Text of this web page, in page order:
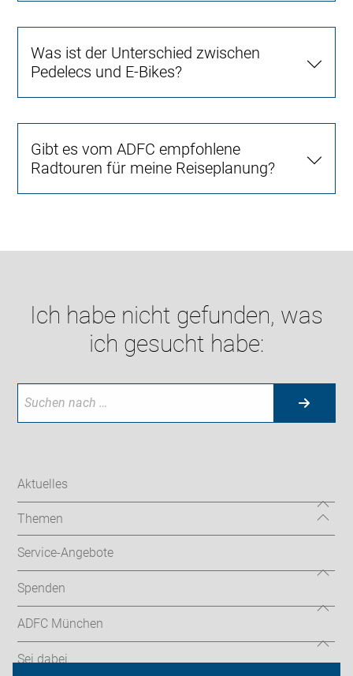
Was ist der Unterschied zwischen
Pedelecs und E-Bikes?
Gibt es vom ADFC empfohlene
Radtouren für meine Reiseplanung?
Ich habe nicht gefunden, was
ich gesucht habe:
Aktuelles
Themen
Service-Angebote
Spenden
ADFC München
Sei dabei